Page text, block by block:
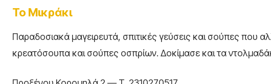
Το Μικράκι
Παραδοσιακά μαγειρευτά, σπιτικές γεύσεις και σούπες
κρεατόσουπα και σούπες οσπρίων. Δοκίμασε και τα